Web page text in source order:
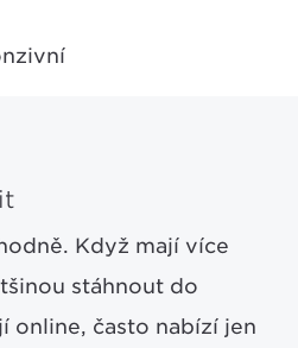
Když mají více
stáhnout do
online, často nabízí jen